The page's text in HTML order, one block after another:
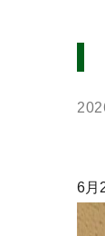
6月